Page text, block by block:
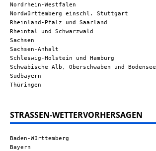
Nordrhein-Westfalen
Nordwürttemberg einschl. Stuttgart
Rheinland-Pfalz und Saarland
Rheintal und Schwarzwald
Sachsen
Sachsen-Anhalt
Schleswig-Holstein und Hamburg
Schwäbische Alb, Oberschwaben und Bodensee
Südbayern
Thüringen
STRASSEN-WETTERVORHERSAGEN
Baden-Württemberg
Bayern